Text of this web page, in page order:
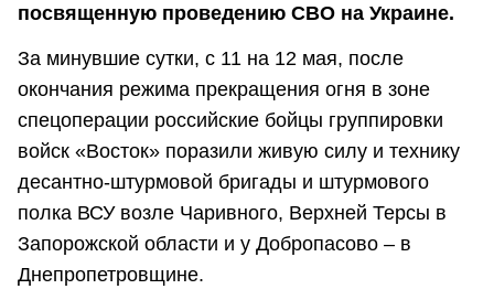
посвященную проведению СВО на Украине.
За минувшие сутки, с 11 на 12 мая, после
окончания режима прекращения огня в зоне
спецоперации российские бойцы группировки
войск «Восток» поразили живую силу и технику
десантно-штурмовой бригады и штурмового
полка ВСУ возле Чаривного, Верхней Терсы в
Запорожской области и у Добропасово – в
Днепропетровщине.